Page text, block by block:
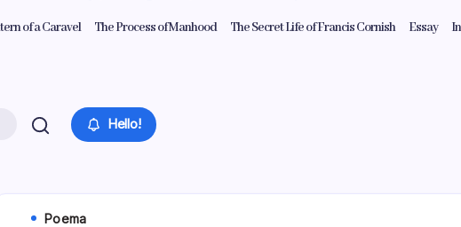
of a Caravel The Process of Manhood The Secret Life of Francis Cornish Essay
Hello!
Poema